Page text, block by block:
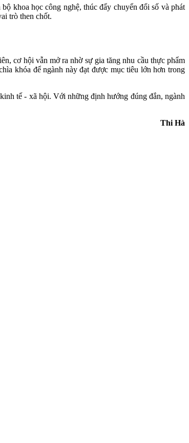
khoa học công nghệ, thúc đẩy chuyển đổi số và phát
trò then chốt.
cơ hội vẫn mở ra nhờ sự gia tăng nhu cầu thực phẩm
khóa để ngành này đạt được mục tiêu lớn hơn trong
tế - xã hội. Với những định hướng đúng đắn, ngành
Thi Hà